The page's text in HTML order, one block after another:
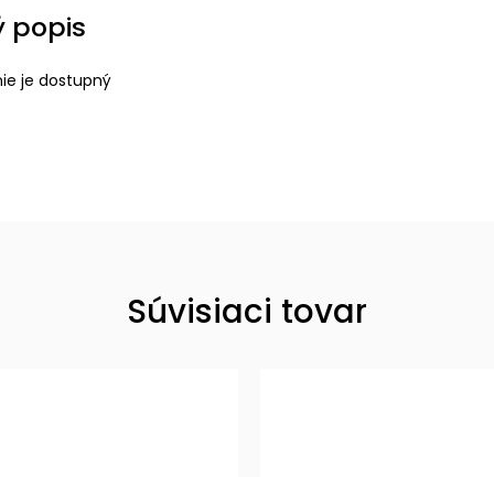
popis
je dostupný
Súvisiaci tovar